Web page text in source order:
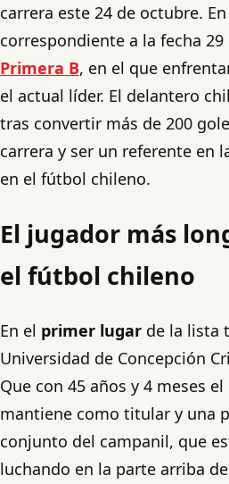
carrera este 24 de octubre.
correspondiente a la fecha
Primera B, en el que
el actual líder. El delantero
tras convertir más de 200
carrera y ser un referente en
en el fútbol chileno.
El jugador más
el fútbol chileno
En el primer lugar de la lista
Universidad de Concepción
Que con 45 años y 4 meses
mantiene como titular y una
conjunto del campanil, que
luchando en la parte arriba